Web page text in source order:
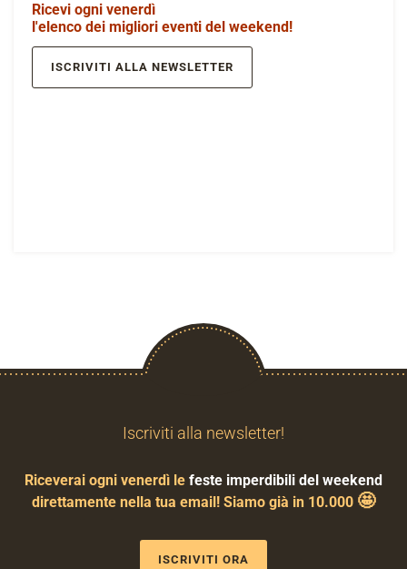
Ricevi ogni venerdì
l'elenco dei migliori eventi del weekend!
ISCRIVITI ALLA NEWSLETTER
Iscriviti alla newsletter!
Riceverai ogni venerdì le feste imperdibili del weekend
direttamente nella tua email! Siamo già in 10.000 🤩
ISCRIVITI ORA